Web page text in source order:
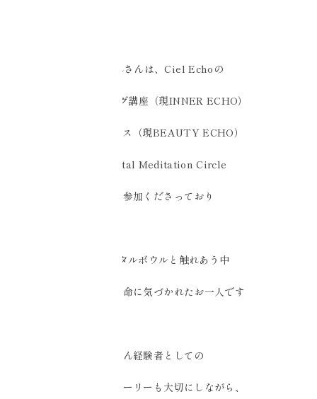
すみれさんは、Ciel Echoの
☑️ヒーリング講座（現INNER ECHO）
☑️美奏クラス（現BEAUTY ECHO）
☑️Crystal Meditation Circle
へご参加くださっており
クリスタルボウルと触れあう中
ご自身の使命に気づかれたお一人です
がん経験者としての
自身のストーリーも大切にしながら、